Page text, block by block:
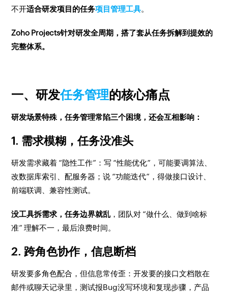
不开适合研发项目的任务项目管理工具。
Zoho Projects针对研发全周期，搭了套从任务拆解到提效的
完整体系。
一、研发任务管理的核心痛点
研发场景特殊，任务管理常陷三个困境，还会互相影响：
1. 需求模糊，任务没准头
研发需求藏着 “隐性工作”：写 “性能优化”，可能要调算法、
改数据库索引、配服务器；说 “功能迭代”，得做接口设计、
前端联调、兼容性测试。
没工具拆需求，任务边界就乱 ，团队对 “做什么、做到啥标
准” 理解不一，最后浪费时间。
2. 跨角色协作，信息断档
研发要多角色配合，但信息常传歪：开发要的接口文档散在
邮件或聊天记录里，测试报Bug没写环境和复现步骤，产品